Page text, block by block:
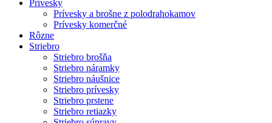
Prívesky
Prívesky a brošne z polodrahokamov
Prívesky komerčné
Rôzne
Striebro
Striebro brošňa
Striebro náramky
Striebro náušnice
Striebro prívesky
Striebro prstene
Striebro retiazky